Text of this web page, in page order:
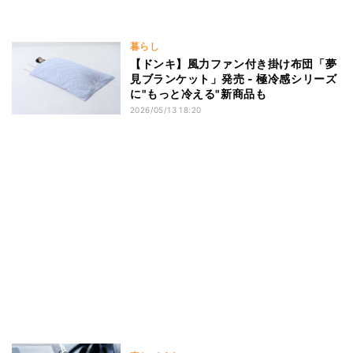
暮らし
【ドンキ】風力ファン付き掛け布団「夢
見ブランケット」発売 - 極冷感シリーズ
に"もっと冷える"新商品も
2026/05/13 18:20